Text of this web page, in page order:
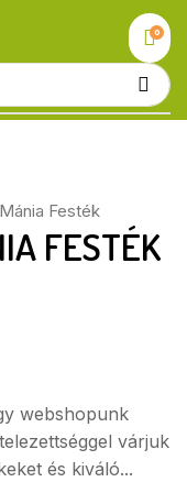
0
Mánia Festék
FESTÉK
webshopunk
várjuk
és kiváló...